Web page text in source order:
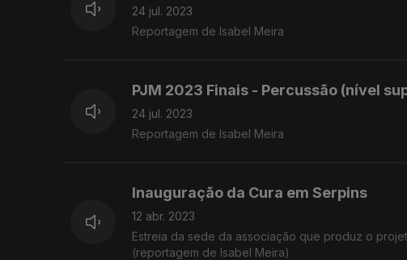
24 jul. 2023
Reportagem de Isabel Meira
PJM 2023 Finais - Percussão (nível
24 jul. 2023
Reportagem de Isabel Meira
Inauguração da Cura em Serpins
12 abr. 2023
Estreia da sede da associação que produz o
(reportagem de Isabel Meira)